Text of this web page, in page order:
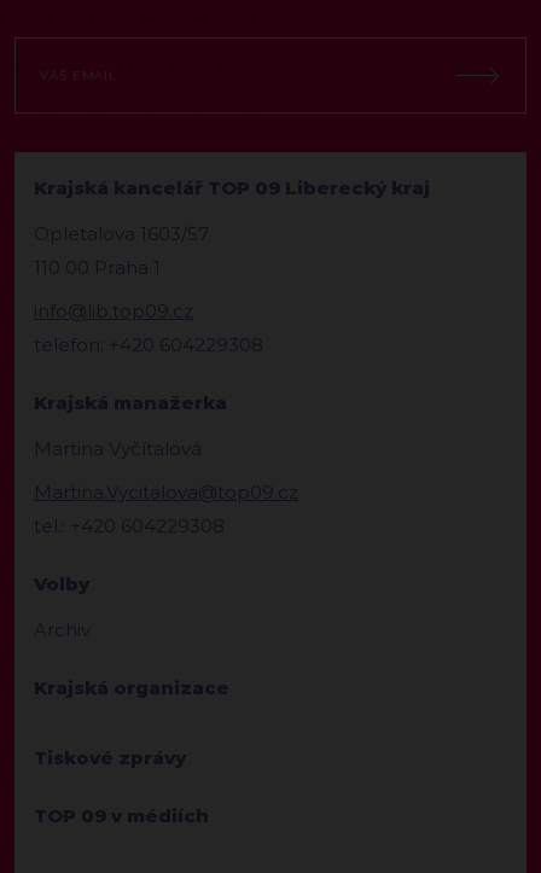
Krajská kancelář TOP 09 Liberecký kraj
Opletalova 1603/57
110 00 Praha 1
info@lib.top09.cz
telefon: +420 604229308
Krajská manažerka
Martina Vyčítalová
Martina.Vycitalova@top09.cz
tel.: +420 604229308
Volby
Archiv
Krajská organizace
Tiskové zprávy
TOP 09 v médiích